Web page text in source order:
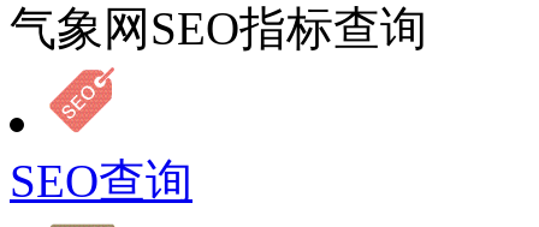
气象网SEO指标查询
SEO查询